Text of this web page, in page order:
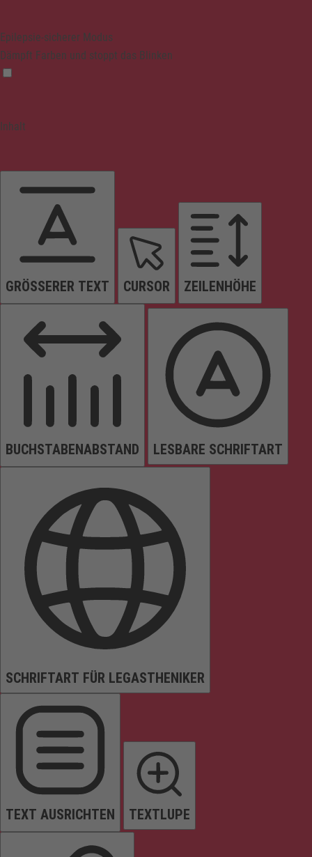
Epilepsie-sicherer Modus
Dämpft Farben und stoppt das Blinken
Inhalt
GRÖSSERER TEXT CURSOR ZEILENHÖHE
BUCHSTABENABSTAND LESBARE SCHRIFTART
SCHRIFTART FÜR LEGASTHENIKER
TEXT AUSRICHTEN TEXTLUPE